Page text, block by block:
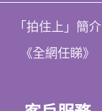
「拍住上」簡介
《全網任睇》